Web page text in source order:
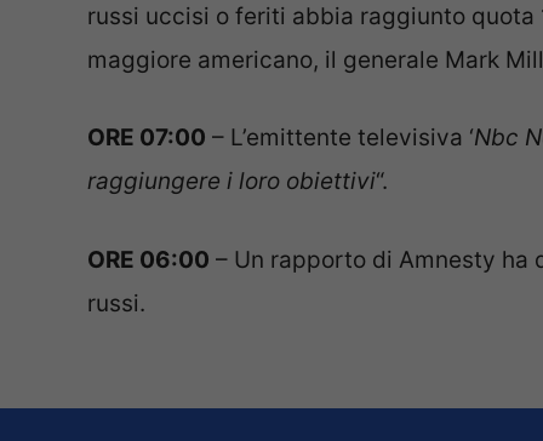
russi uccisi o feriti abbia raggiunto
maggiore americano, il generale Mark
ORE 07:00 – L’emittente televisiva ‘Nbc
raggiungere i loro obiettivi“.
ORE 06:00 – Un rapporto di Amnesty ha
russi.